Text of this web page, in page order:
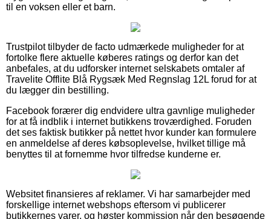
til en voksen eller et barn.
Trustpilot tilbyder de facto udmærkede muligheder for at
fortolke flere aktuelle køberes ratings og derfor kan det
anbefales, at du udforsker internet selskabets omtaler af
Travelite Offlite Blå Rygsæk Med Regnslag 12L forud for at
du lægger din bestilling.
Facebook forærer dig endvidere ultra gavnlige muligheder
for at få indblik i internet butikkens troværdighed. Foruden
det ses faktisk butikker på nettet hvor kunder kan formulere
en anmeldelse af deres købsoplevelse, hvilket tillige må
benyttes til at fornemme hvor tilfredse kunderne er.
Websitet finansieres af reklamer. Vi har samarbejder med
forskellige internet webshops eftersom vi publicerer
butikkernes varer, og høster kommission når den besøgende